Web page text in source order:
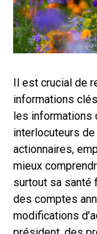
Il est crucial de
informations
les informations
interlocuteurs
actionnaires,
mieux
surtout sa santé
des comptes
modifications